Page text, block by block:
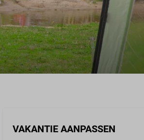
VAKANTIE AANPASSEN